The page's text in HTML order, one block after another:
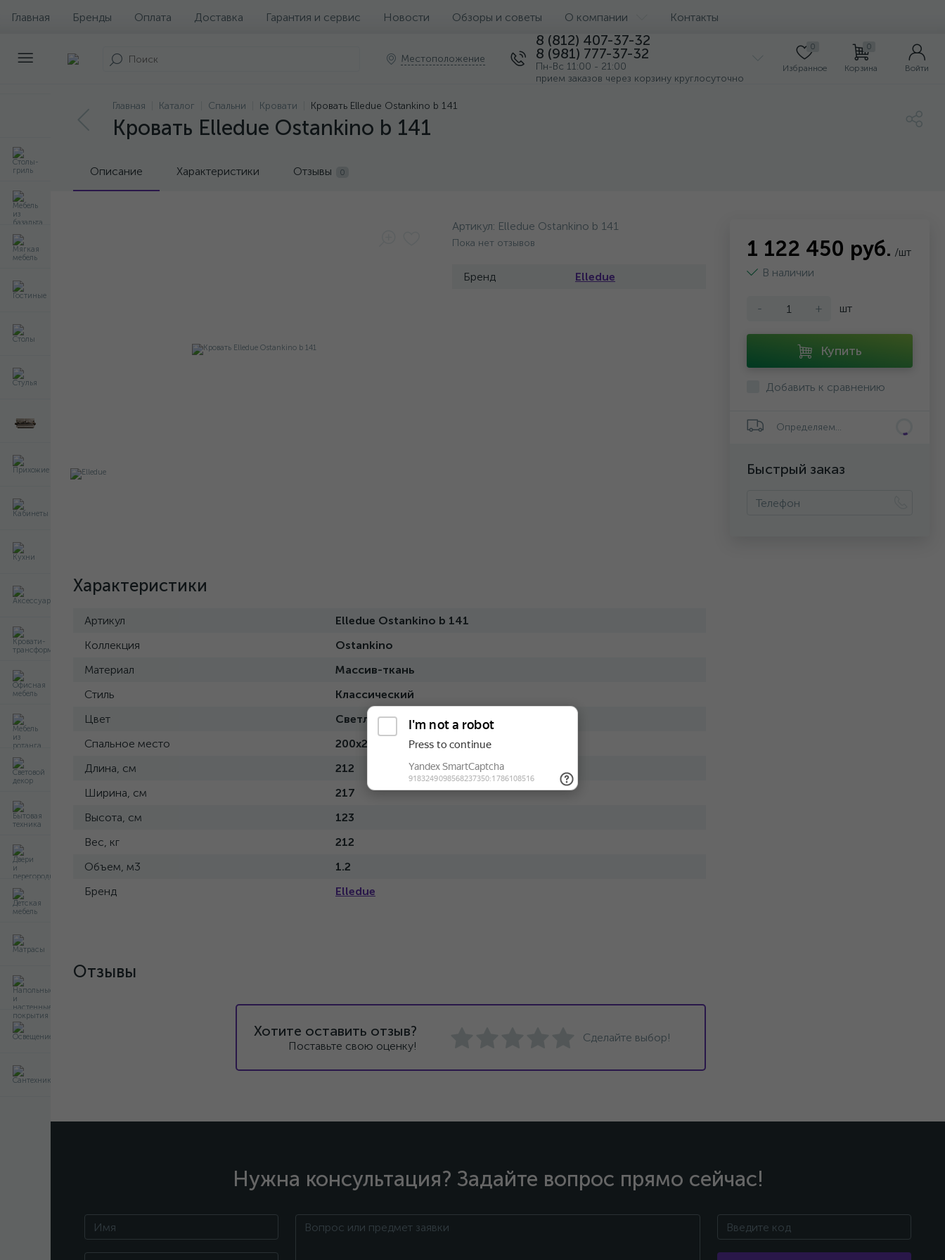
Главная Бренды Оплата Доставка Гарантия и сервис Новости Обзоры и советы О компании Контакты
Местоположение
8 (812) 407-37-32
8 (981) 777-37-32
Пн-Вс 11:00 - 21:00
прием заказов через корзину круглосуточно
0
Избранное
0
Корзина Войти
Главная Каталог Спальни Кровати Кровать Elledue Ostankino b 141
Кровать Elledue Ostankino b 141
Описание Характеристики Отзывы 0
Артикул: Elledue Ostankino b 141
Пока нет отзывов
Бренд Elledue
Характеристики
Артикул
Elledue Ostankino b 141
Коллекция
Ostankino
Материал
Массив-ткань
Стиль
Классический
Цвет
Светлый
Спальное место
200x200
Длина, см
212
Ширина, см
217
Высота, см
123
Вес, кг
212
Объем, м3
1.2
Бренд
Elledue
1 122 450 руб. /шт
В наличии
- + шт
Купить
Добавить к сравнению
Определяем...
Быстрый заказ
Отзывы
Хотите оставить отзыв?
Поставьте свою оценку!
Сделайте выбор!
Нужна консультация? Задайте вопрос прямо сейчас!